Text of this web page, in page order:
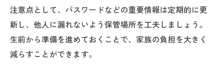
対策
デジタル遺品整理業者の選び方と依頼のコ
ツ
エンディングノートに書くべき情報とは
注意点として、パスワードなどの重要情報は定期的に更
新し、他人に漏れないよう保管場所を工夫しましょう。
生前から準備を進めておくことで、家族の負担を大きく
減らすことができます。